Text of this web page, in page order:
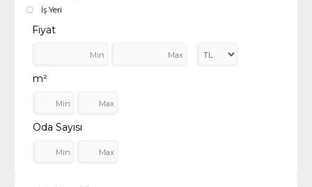
İş Yeri
Fiyat
m²
Oda Sayısı